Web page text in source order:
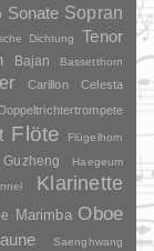
Sonate Sopran
Dichtung Tenor
Bajan Bassetthorn
Carillon Celesta
Doppeltrichtertrompete
Flöte
Flügelhorn
Guzheng
Haegeum
Klarinette
Marimba Oboe
Saenghwang